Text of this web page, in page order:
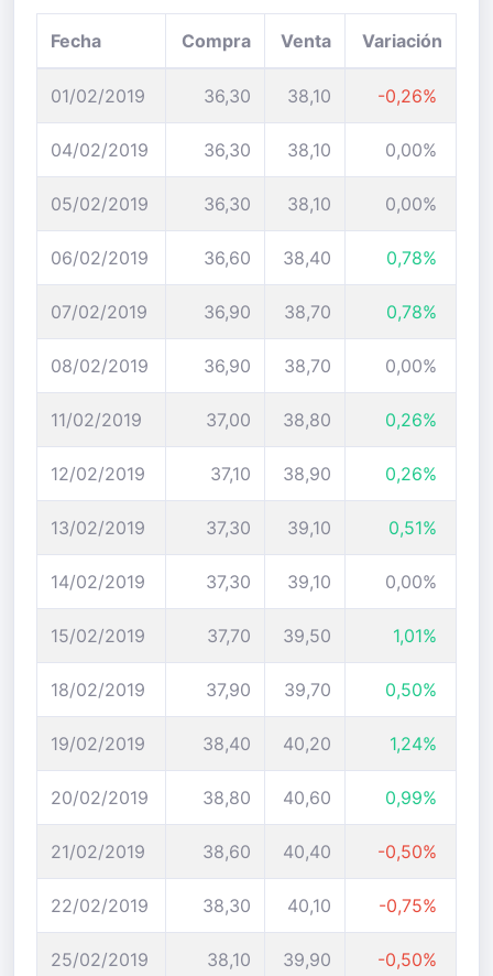
Fecha Compra Venta Variación
01/02/2019 36,30 38,10 -0,26%
04/02/2019 36,30 38,10 0,00%
05/02/2019 36,30 38,10 0,00%
06/02/2019 36,60 38,40 0,78%
07/02/2019 36,90 38,70 0,78%
08/02/2019 36,90 38,70 0,00%
11/02/2019 37,00 38,80 0,26%
12/02/2019 37,10 38,90 0,26%
13/02/2019 37,30 39,10 0,51%
14/02/2019 37,30 39,10 0,00%
15/02/2019 37,70 39,50 1,01%
18/02/2019 37,90 39,70 0,50%
19/02/2019 38,40 40,20 1,24%
20/02/2019 38,80 40,60 0,99%
21/02/2019 38,60 40,40 -0,50%
22/02/2019 38,30 40,10 -0,75%
25/02/2019 38,10 39,90 -0,50%